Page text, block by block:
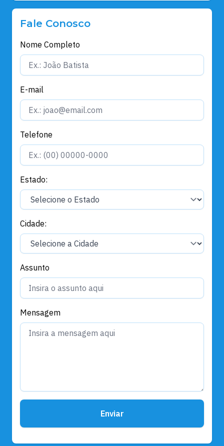
Fale Conosco
Nome Completo
E-mail
Telefone
Estado:
Cidade:
Assunto
Mensagem
Enviar